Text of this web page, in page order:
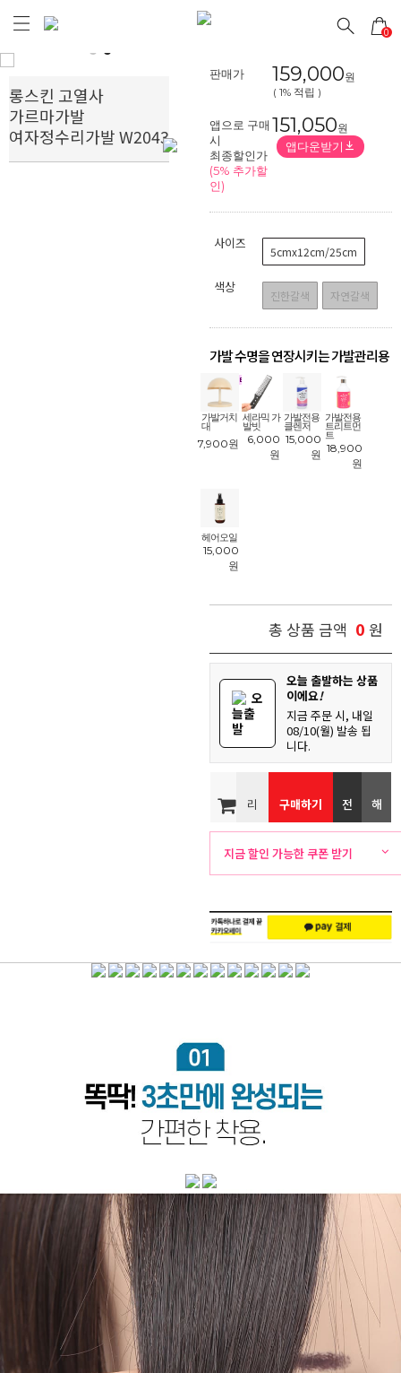
0
Next
롱스킨 고열사
가르마가발
여자정수리가발 W2043
판매가 159,000원
( 1% 적립 )
앱으로 구매
시
최종할인가
(5% 추가할
인)
151,050원
앱다운받기
사이즈
5cmx12cm/25cm
색상
진한갈색 자연갈색
가발 수명을 연장시키는 가발관리용
품!
가발거치
대
7,900원
세라믹 가
발빗
6,000
원
가발전용
클렌저
15,000
원
가발전용
트리트먼
트
18,900
원
헤어오일
15,000
원
총 상품 금액 0 원
오
늘출
발
오늘 출발하는 상품
이에요!
지금 주문 시, 내일
08/10(월) 발송 됩
니다.
리
뷰
구매하기 전
화
문
해
외
송
지금 할인 가능한 쿠폰 받기